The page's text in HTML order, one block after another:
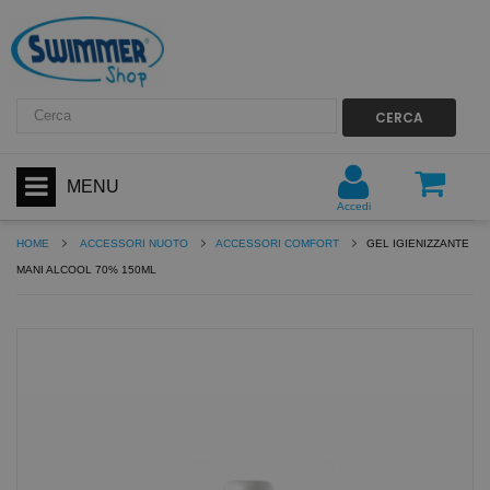
CERCA
MENU
Accedi
HOME ACCESSORI NUOTO ACCESSORI COMFORT GEL IGIENIZZANTE
MANI ALCOOL 70% 150ML